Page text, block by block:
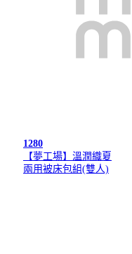
1280
【夢工場】溫潤織夏
兩用被床包組(雙人)